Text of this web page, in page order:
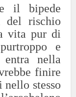
il bipede
del rischio
vita pur di
e
nella
finire
nello stesso